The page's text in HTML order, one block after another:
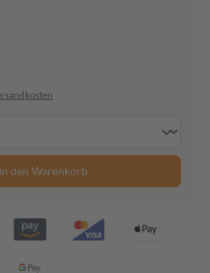
In den Warenkorb